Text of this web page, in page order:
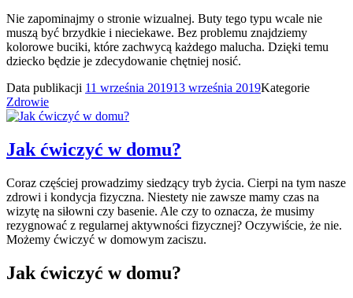
Nie zapominajmy o stronie wizualnej. Buty tego typu wcale nie
muszą być brzydkie i nieciekawe. Bez problemu znajdziemy
kolorowe buciki, które zachwycą każdego malucha. Dzięki temu
dziecko będzie je zdecydowanie chętniej nosić.
Data publikacji 11 września 201913 września 2019Kategorie
Zdrowie
Jak ćwiczyć w domu?
Coraz częściej prowadzimy siedzący tryb życia. Cierpi na tym nasze
zdrowi i kondycja fizyczna. Niestety nie zawsze mamy czas na
wizytę na siłowni czy basenie. Ale czy to oznacza, że musimy
rezygnować z regularnej aktywności fizycznej? Oczywiście, że nie.
Możemy ćwiczyć w domowym zaciszu.
Jak ćwiczyć w domu?